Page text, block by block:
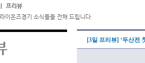
프리뷰
이온즈경기 소식들을 전해 드립니다.
[3일 프리뷰] ‘두산전